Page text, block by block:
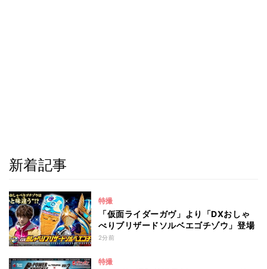
新着記事
特撮
「仮面ライダーガヴ」より「DXおしゃ
べりブリザードソルベエゴチゾウ」登場
2分前
特撮